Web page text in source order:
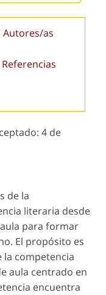
Autores/as
Referencias
4 de
de la
literaria desde
para formar
. El propósito es
competencia
aula centrado en
encuentra